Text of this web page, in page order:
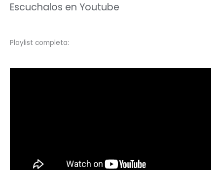
Escuchalos en Youtube
Playlist completa: